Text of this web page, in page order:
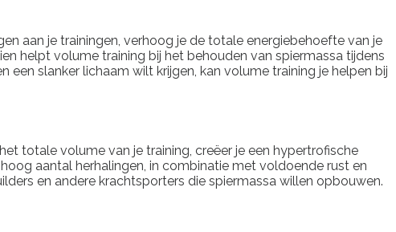
aan je trainingen, verhoog je de totale energiebehoefte van je
helpt volume training bij het behouden van spiermassa tijdens
slanker lichaam wilt krijgen, kan volume training je helpen bij
totale volume van je training, creëer je een hypertrofische
aantal herhalingen, in combinatie met voldoende rust en
en andere krachtsporters die spiermassa willen opbouwen.